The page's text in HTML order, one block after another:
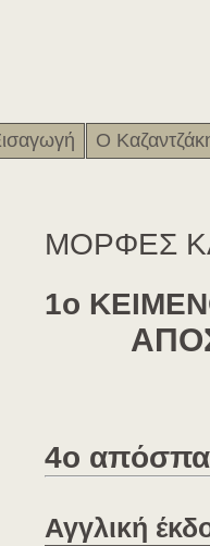
Ο
ΜΟΡΦΕΣ
1ο
4ο
Αγγλική